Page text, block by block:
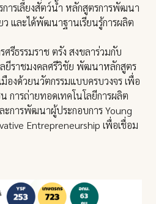
รเลี้ยงสัตว์น้ำ หลักสูตรการพัฒนา
ว และได้พัฒนาฐานเรียนรู้การผลิต
รีธรรมราช ตรัง สงขลาร่วมกับ
ยีราชมงคลศรีวิชัย พัฒนาหลักสูตร
องด้วยนวัตกรรมแบบครบวงจร เพื่อ
การถ่ายทอดเทคโนโลยีการผลิต
ะการพัฒนาผู้ประกอบการ Young
Entrepreneurship เพื่อเชื่อม